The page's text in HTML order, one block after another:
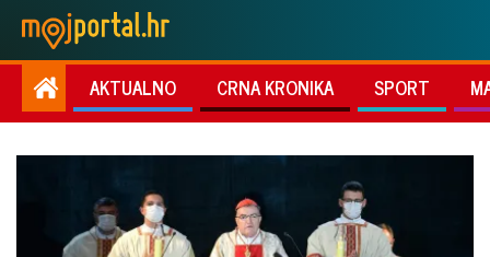
AKTUALNO CRNA KRONIKA SPORT